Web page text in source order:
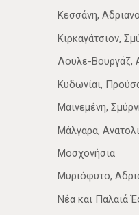
Κεσσάνη,
Κιρκαγάτσιον,
Λουλε-Βουργάζ,
Κυδωνίαι,
Μαινεμένη,
Μάλγαρα,
Μοσχονήσια
Μυριόφυτο,
Νέα­ και Παλαιά